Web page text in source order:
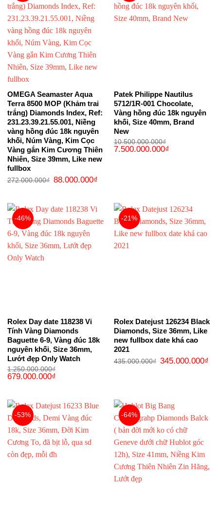
OMEGA Seamaster Aqua
Terra 8500 MOP (Khảm trai
trắng) Diamonds Index, Ref:
231.23.39.21.55.001, Niềng
vàng hồng đúc 18k nguyên
khối, Núm Vàng, Kim Cọc
Vàng gắn Kim Cương Thiên
Nhiên, Size 39mm, Like new
fullbox
272.000.000₫
Giá
gốc
88.000.000₫Giá
88.000.000₫.
Patek Philippe Nautilus
5712/1R-001 Chocolate,
Vàng hồng đúc 18k nguyên
khối, Size 40mm, Brand
New
10.500.000.000₫
Giá
gốc
7.500.000.000₫Giá
-46%
Rolex Day date 118238 Vi
Tính Vàng Diamonds
Baguette 6-9, Vàng đúc 18k
nguyên khối, Size 36mm,
Lướt đẹp Only Watch
1.250.000.000₫
Giá
gốc
679.000.000₫Giá
-21%
Rolex Datejust 126234 Black
Diamonds, Size 36mm, Like
new fullbox date khá cao
2021
435.000.000₫
Giá
gốc
345.000.000₫
-53% -64%